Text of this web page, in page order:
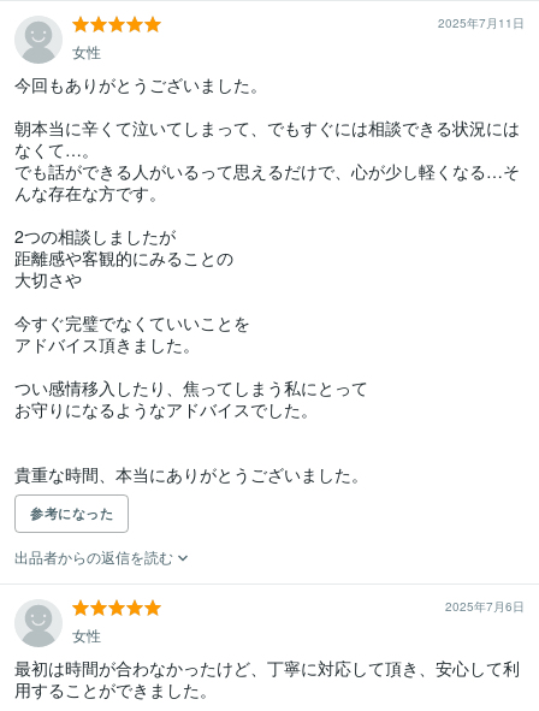
2025年7月11日
女性
今回もありがとうございました。
朝本当に辛くて泣いてしまって、でもすぐには相談できる状況には
なくて…。
でも話ができる人がいるって思えるだけで、心が少し軽くなる…そ
んな存在な方です。
2つの相談しましたが
距離感や客観的にみることの
大切さや
今すぐ完璧でなくていいことを
アドバイス頂きました。
つい感情移入したり、焦ってしまう私にとって
お守りになるようなアドバイスでした。
貴重な時間、本当にありがとうございました。
参考になった
出品者からの返信を読む
2025年7月6日
女性
最初は時間が合わなかったけど、丁寧に対応して頂き、安心して利
用することができました。